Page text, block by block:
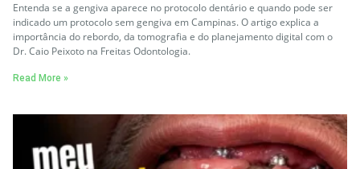
Entenda se a gengiva aparece no protocolo dentário e quando pode ser
indicado um protocolo sem gengiva em Campinas. O artigo explica a
importância do rebordo, da tomografia e do planejamento digital com o
Dr. Caio Peixoto na Freitas Odontologia.
Read More »